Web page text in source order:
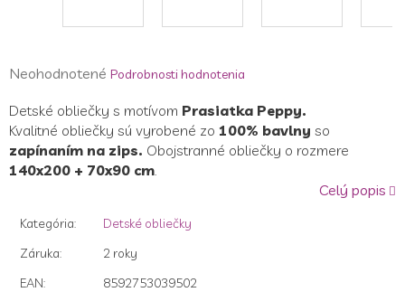
Priemerné
produktu
je
0,0
z
Neohodnotené Podrobnosti hodnotenia
Detské obliečky s motívom Prasiatka Peppy.
Kvalitné obliečky sú vyrobené zo 100% bavlny so
zapínaním na zips. Obojstranné obliečky o rozmere
140x200 + 70x90 cm
Celý popis
Kategória:
Detské obliečky
Záruka:
2 roky
EAN:
8592753039502